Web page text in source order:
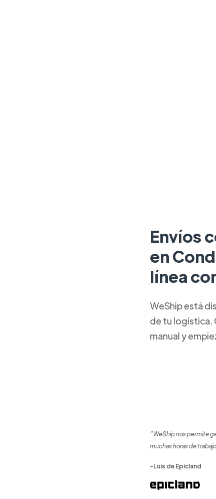
Envíos
en
línea
WeShip está
de tu logística.
manual y
"WeShip nos permite
muchas horas de
-Luis de Epicland